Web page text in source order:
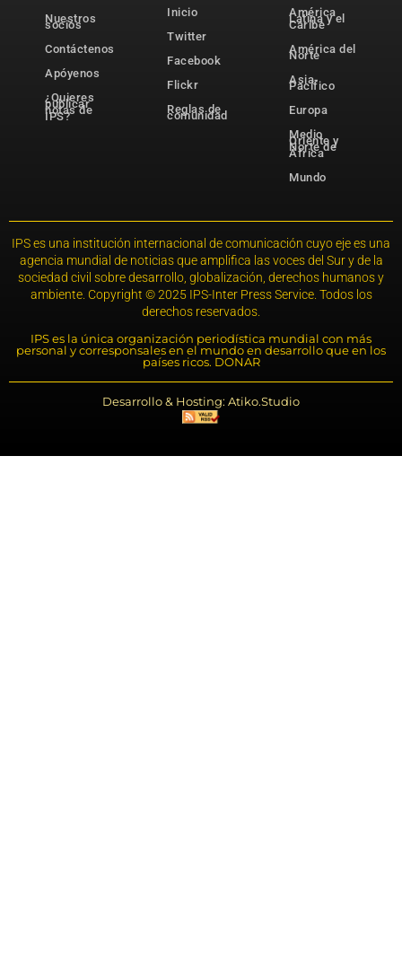
Nuestros
socios
Contáctenos
Apóyenos
¿Quieres
publicar
notas de
IPS?
Inicio
Twitter
Facebook
Flickr
Reglas de
comunidad
América
Latina y el
Caribe
América del
Norte
Asia-
Pacífico
Europa
Medio
Oriente y
Norte de
África
Mundo
IPS es una institución internacional de comunicación cuyo eje es una
agencia mundial de noticias que amplifica las voces del Sur y de la
sociedad civil sobre desarrollo, globalización, derechos humanos y
ambiente. Copyright © 2025 IPS-Inter Press Service. Todos los
derechos reservados.
IPS es la única organización periodística mundial con más
personal y corresponsales en el mundo en desarrollo que en los
países ricos. DONAR
Desarrollo & Hosting: Atiko.Studio